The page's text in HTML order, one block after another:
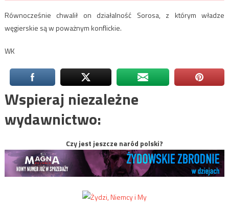
Równocześnie chwalił on działalność Sorosa, z którym władze
węgierskie są w poważnym konflickie.
WK
Wspieraj niezależne
wydawnictwo:
Czy jest jeszcze naród polski?